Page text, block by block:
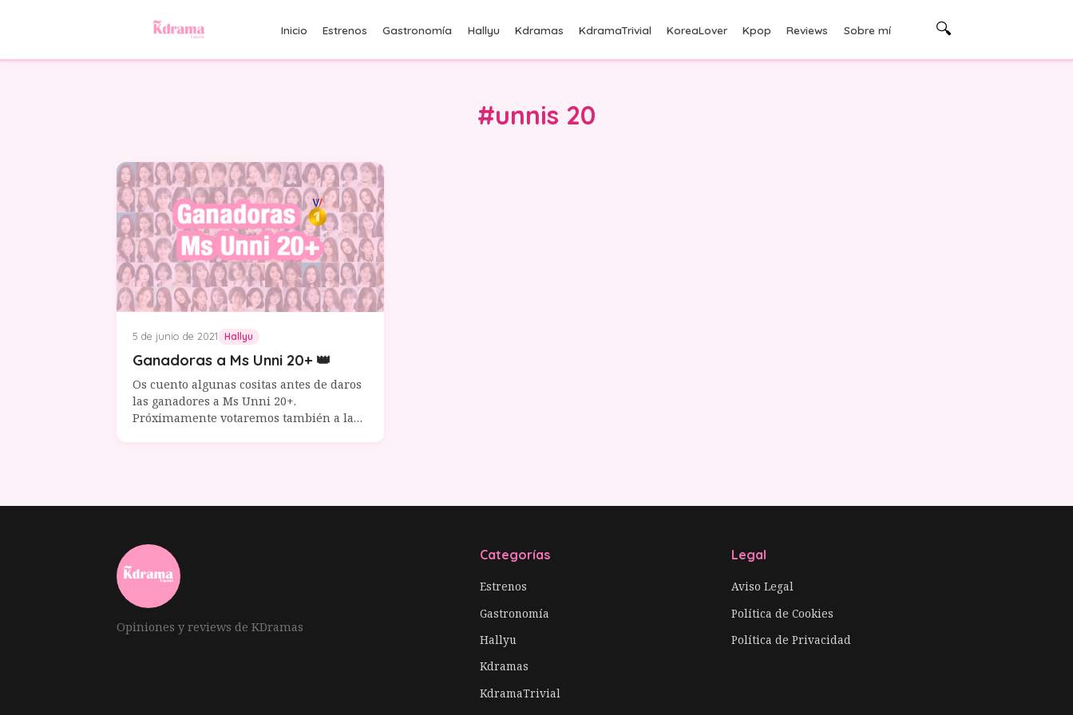
Inicio Estrenos Gastronomía Hallyu Kdramas KdramaTrivial KoreaLover Kpop Reviews Sobre mí 🔍
#unnis 20
5 de junio de 2021 Hallyu
Ganadoras a Ms Unni 20+ 👑
Os cuento algunas cositas antes de daros
las ganadores a Ms Unni 20+.
Próximamente votaremos también a las
Opiniones y reviews de KDramas
Categorías
Estrenos
Gastronomía
Hallyu
Kdramas
KdramaTrivial
Legal
Aviso Legal
Política de Cookies
Política de Privacidad